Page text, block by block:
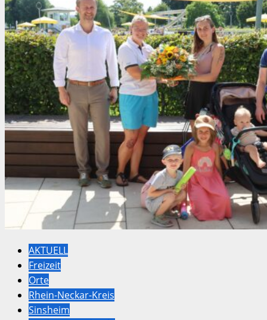
AKTUELL
Freizeit
Orte
Rhein-Neckar-Kreis
Sinsheim